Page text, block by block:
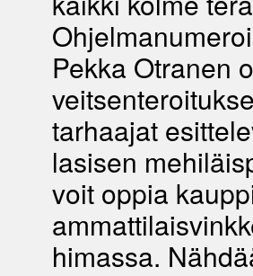
Pekka Otranen
tarhaajat
lasisen
voit oppia
himassa.